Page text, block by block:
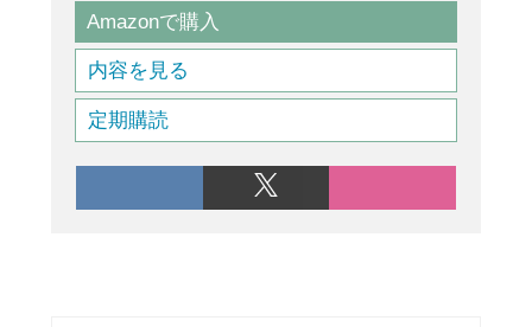
Amazonで購入
内容を見る
定期購読